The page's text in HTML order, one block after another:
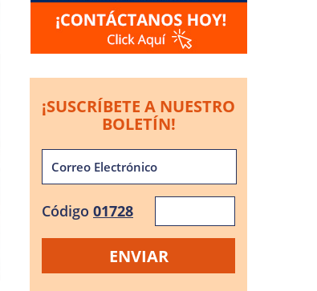
¡SUSCRÍBETE A NUESTRO
BOLETÍN!
Código 01728